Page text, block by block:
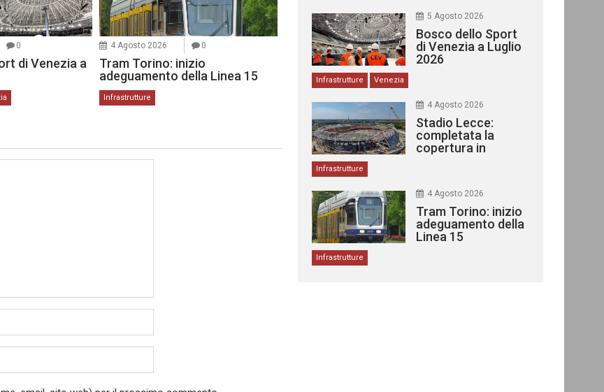
0
di Venezia a
4 Agosto 2026 0
Tram Torino: inizio
adeguamento della Linea 15
Infrastrutture
5 Agosto 2026
Bosco dello Sport
di Venezia a Luglio
2026
Infrastrutture Venezia
4 Agosto 2026
Stadio Lecce:
completata la
copertura in
Infrastrutture
4 Agosto 2026
Tram Torino: inizio
adeguamento della
Linea 15
Infrastrutture